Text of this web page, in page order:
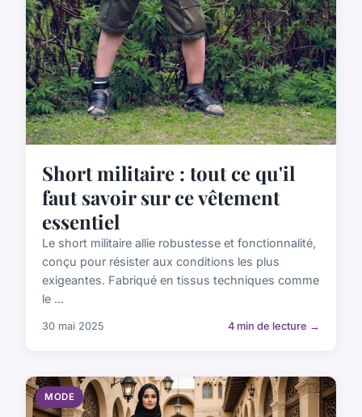
Short militaire : tout ce qu'il
faut savoir sur ce vêtement
essentiel
Le short militaire allie robustesse et fonctionnalité,
conçu pour résister aux conditions les plus
exigeantes. Fabriqué en tissus techniques comme
le ...
30 mai 2025 4 min de lecture →
MODE